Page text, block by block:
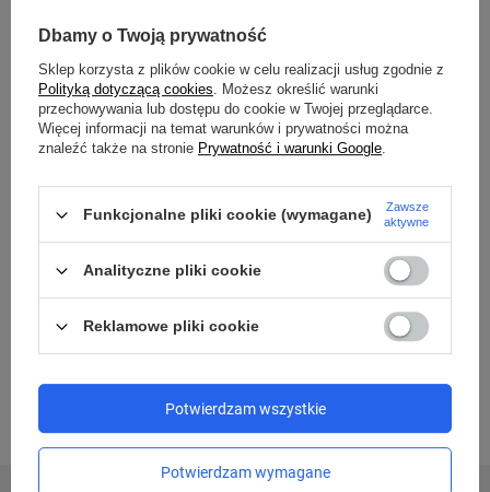
PACSAFE
Model:
375,99 zł / szt.
wprowadzeniem obniżki: 469,99 zł
Cena regularna:429,99 zł-13%
Dbamy o Twoją prywatność
Sklep korzysta z plików cookie w celu realizacji usług zgodnie z
Polityką dotyczącą cookies. Możesz określić warunki
przechowywania lub dostępu do cookie w Twojej przeglądarce.
Więcej informacji na temat warunków i prywatności można
znaleźć także na stronie Prywatność i warunki Google.
Funkcjonalne pliki cookie (wymagane)
Zawsze
aktywne
Analityczne pliki cookie
Reklamowe pliki cookie
Potwierdzam wymagane
Potwierdzam wszystkie